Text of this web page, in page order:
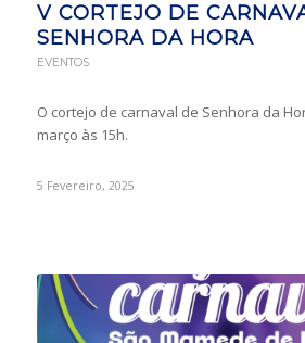
V CORTEJO DE
SENHORA DA HORA
EVENTOS
O cortejo de carnaval de Senhora da
março às 15h.
5 Fevereiro, 2025